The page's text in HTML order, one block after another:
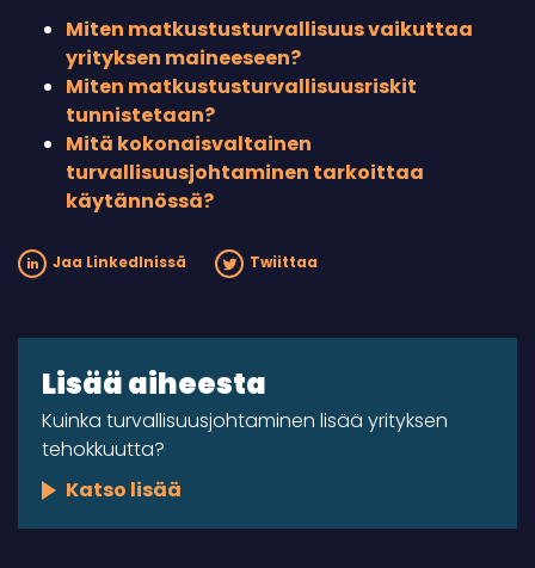
Miten matkustusturvallisuus vaikuttaa
yrityksen maineeseen?
Miten matkustusturvallisuusriskit
tunnistetaan?
Mitä kokonaisvaltainen
turvallisuusjohtaminen tarkoittaa
käytännössä?
Jaa LinkedInissä Twiittaa
Lisää aiheesta
Kuinka turvallisuusjohtaminen lisää yrityksen
tehokkuutta?
Katso lisää